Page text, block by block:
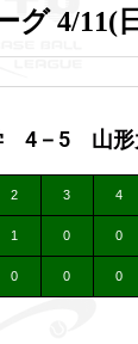
グ 4/11(
4－5 山形
2 3 4
1 0 0
0 0 0